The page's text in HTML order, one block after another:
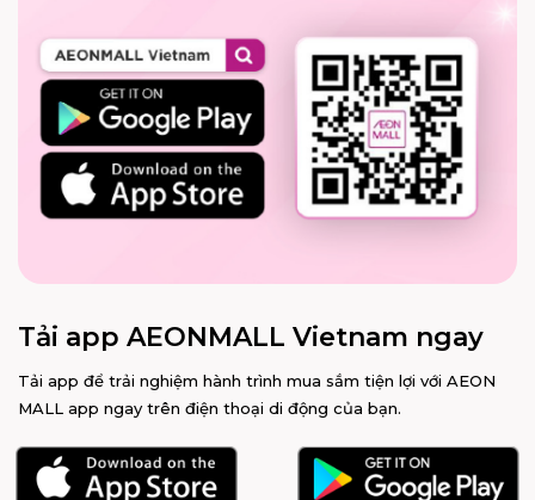
Tải app AEONMALL Vietnam ngay
Tải app để trải nghiệm hành trình mua sắm tiện lợi với AEON
MALL app ngay trên điện thoại di động của bạn.